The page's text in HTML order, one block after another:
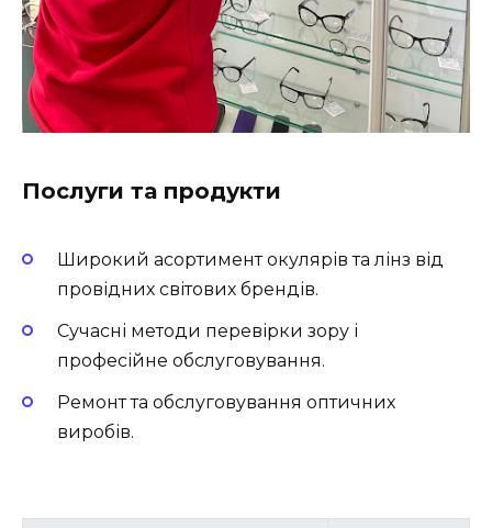
Послуги та продукти
Широкий асортимент окулярів та лінз від
провідних світових брендів.
Сучасні методи перевірки зору і
професійне обслуговування.
Ремонт та обслуговування оптичних
виробів.